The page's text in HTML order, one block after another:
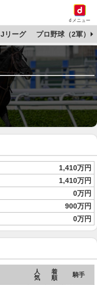
dメニュー
Jリーグ プロ野球（2軍）
1,410万円
1,410万円
0万円
900万円
0万円
人
気
着
順
騎手